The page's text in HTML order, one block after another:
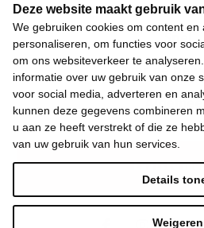
Deze website maakt gebruik
We gebruiken cookies om content en
personaliseren, om functies voor
om ons websiteverkeer te
informatie over uw gebruik van onze
voor social media, adverteren en
kunnen deze gegevens combineren
u aan ze heeft verstrekt of die ze
van uw gebruik van hun services.
Weigeren
Details
Snel
Over de
Laatste